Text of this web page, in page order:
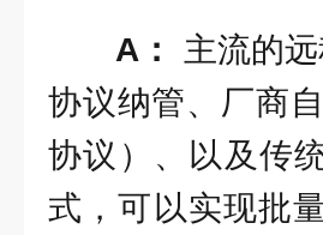
A：
主流的
协议纳管、厂商
协议）、以及传
式，可以实现批